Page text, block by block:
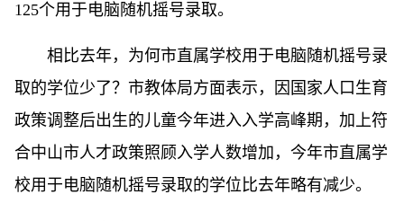
125个用于电脑随机摇号录取。
相比去年，为何市直属学校用于电脑随机摇号录
取的学位少了？市教体局方面表示，因国家人口生育
政策调整后出生的儿童今年进入入学高峰期，加上符
合中山市人才政策照顾入学人数增加，今年市直属学
校用于电脑随机摇号录取的学位比去年略有减少。